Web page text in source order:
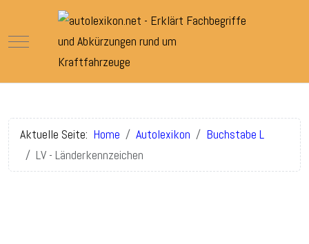
Mobile Menu Toggle
Aktuelle Seite: Home Autolexikon
Buchstabe L
LV - Länderkennzeichen